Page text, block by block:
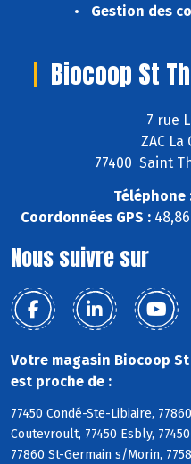
Gestion des
Biocoop St
7 rue
ZAC
77400 Saint
Téléphone
Coordonnées GPS :
Nous suivre sur
Votre magasin Biocoop
est proche de :
77450 Condé-Ste-Libiaire,
Coutevroult, 77450 Esbly,
77860 St-Germain s/Morin,